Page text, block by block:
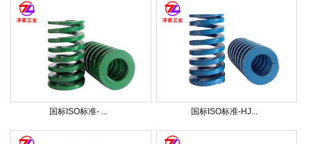
国标ISO标准- ... 国标ISO标准-HJ...